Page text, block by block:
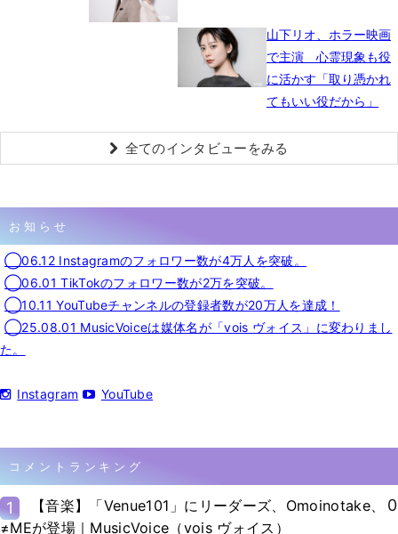
山下リオ、ホラー映画
で主演 心霊現象も役
に活かす「取り憑かれ
てもいい役だから」
全てのインタビューをみる
お知らせ
◯06.12 Instagramのフォロワー数が4万人を突破。
◯06.01 TikTokのフォロワー数が2万を突破。
◯10.11 YouTubeチャンネルの登録者数が20万人を達成！
◯25.08.01 MusicVoiceは媒体名が「vois ヴォイス」に変わりまし
た。
Instagram YouTube
コメントランキング
1
【音楽】「Venue101」にリーダーズ、Omoinotake、
≠MEが登場｜MusicVoice（vois ヴォイス）
0